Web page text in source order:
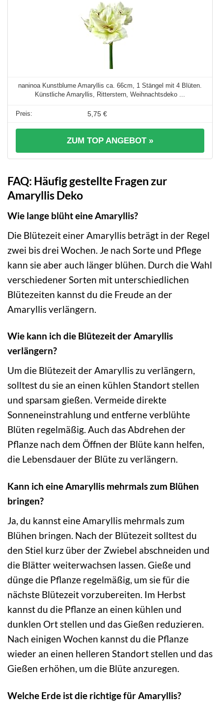
naninoa Kunstblume Amaryllis ca. 66cm, 1 Stängel mit 4 Blüten.
Künstliche Amaryllis, Ritterstern, Weihnachtsdeko ...
5,75 €
ZUM TOP ANGEBOT »
FAQ: Häufig gestellte Fragen zur
Amaryllis Deko
Wie lange blüht eine Amaryllis?
Die Blütezeit einer Amaryllis beträgt in der Regel
zwei bis drei Wochen. Je nach Sorte und Pflege
kann sie aber auch länger blühen. Durch die Wahl
verschiedener Sorten mit unterschiedlichen
Blütezeiten kannst du die Freude an der
Amaryllis verlängern.
Wie kann ich die Blütezeit der Amaryllis
verlängern?
Um die Blütezeit der Amaryllis zu verlängern,
solltest du sie an einen kühlen Standort stellen
und sparsam gießen. Vermeide direkte
Sonneneinstrahlung und entferne verblühte
Blüten regelmäßig. Auch das Abdrehen der
Pflanze nach dem Öffnen der Blüte kann helfen,
die Lebensdauer der Blüte zu verlängern.
Kann ich eine Amaryllis mehrmals zum Blühen
bringen?
Ja, du kannst eine Amaryllis mehrmals zum
Blühen bringen. Nach der Blütezeit solltest du
den Stiel kurz über der Zwiebel abschneiden und
die Blätter weiterwachsen lassen. Gieße und
dünge die Pflanze regelmäßig, um sie für die
nächste Blütezeit vorzubereiten. Im Herbst
kannst du die Pflanze an einen kühlen und
dunklen Ort stellen und das Gießen reduzieren.
Nach einigen Wochen kannst du die Pflanze
wieder an einen helleren Standort stellen und das
Gießen erhöhen, um die Blüte anzuregen.
Welche Erde ist die richtige für Amaryllis?